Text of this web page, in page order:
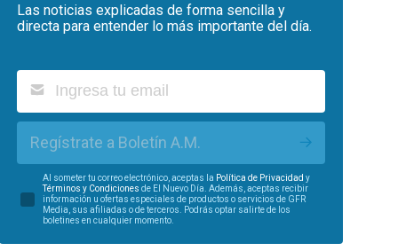
Las noticias explicadas de forma sencilla y
directa para entender lo más importante del día.
Regístrate a Boletín A.M.
Al someter tu correo electrónico, aceptas la Política de Privacidad y
Términos y Condiciones de El Nuevo Día. Además, aceptas recibir
información u ofertas especiales de productos o servicios de GFR
Media, sus afiliadas o de terceros. Podrás optar salirte de los
boletines en cualquier momento.